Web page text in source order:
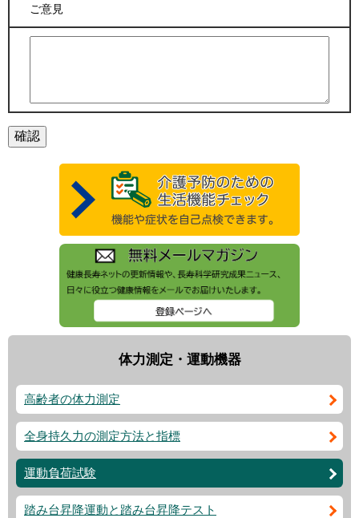
ご意見
体力測定・運動機器
高齢者の体力測定
全身持久力の測定方法と指標
運動負荷試験
踏み台昇降運動と踏み台昇降テスト